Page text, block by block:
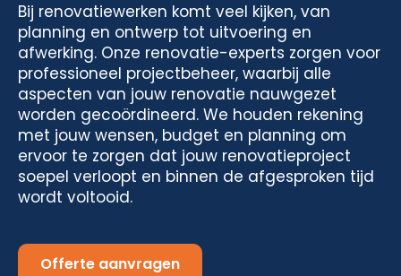
Bij renovatiewerken komt veel kijken, van
planning en ontwerp tot uitvoering en
afwerking. Onze renovatie-experts zorgen voor
professioneel projectbeheer, waarbij alle
aspecten van jouw renovatie nauwgezet
worden gecoördineerd. We houden rekening
met jouw wensen, budget en planning om
ervoor te zorgen dat jouw renovatieproject
soepel verloopt en binnen de afgesproken tijd
wordt voltooid.
Offerte aanvragen